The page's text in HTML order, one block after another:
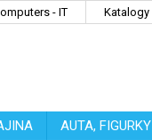
- IT Katalogy
AUTA, FIGURKY